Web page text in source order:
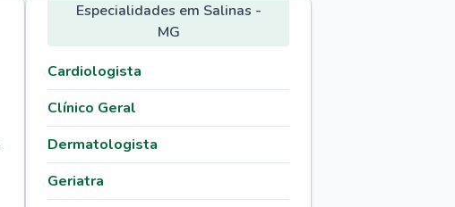
Especialidades em Salinas -
MG
Cardiologista
Clínico Geral
Dermatologista
Geriatra